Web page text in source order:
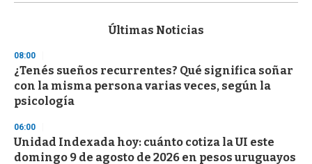
s
d
s
o
f
3
s
e
c
o
Últimas Noticias
08:00
¿Tenés sueños recurrentes? Qué significa soñar
con la misma persona varias veces, según la
psicología
06:00
Unidad Indexada hoy: cuánto cotiza la UI este
domingo 9 de agosto de 2026 en pesos uruguayos